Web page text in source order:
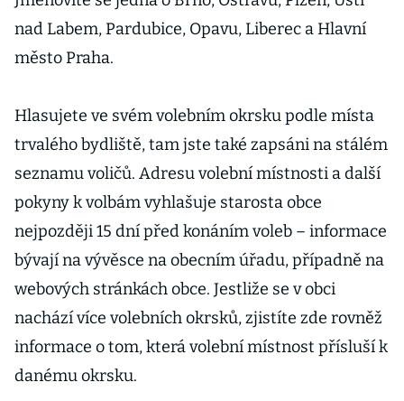
nad Labem, Pardubice, Opavu, Liberec a Hlavní
město Praha.
Hlasujete ve svém volebním okrsku podle místa
trvalého bydliště, tam jste také zapsáni na stálém
seznamu voličů. Adresu volební místnosti a další
pokyny k volbám vyhlašuje starosta obce
nejpozději 15 dní před konáním voleb – informace
bývají na vývěsce na obecním úřadu, případně na
webových stránkách obce. Jestliže se v obci
nachází více volebních okrsků, zjistíte zde rovněž
informace o tom, která volební místnost přísluší k
danému okrsku.